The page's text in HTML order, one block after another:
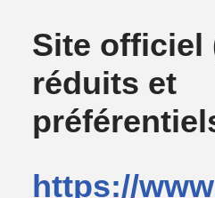
Site officiel
réduits et
https://